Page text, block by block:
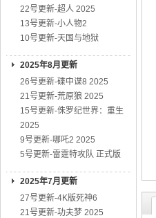
22号更新-超人 2025
13号更新-小人物2
10号更新-天国与地狱
2025年8月更新
26号更新-碟中谍8 2025
21号更新-荒原狼 2025
15号更新-侏罗纪世界：重生
2025
9号更新-哪吒2 2025
5号更新-雷霆特攻队 正式版
2025年7月更新
27号更新-4K版死神6
21号更新-功夫梦 2025